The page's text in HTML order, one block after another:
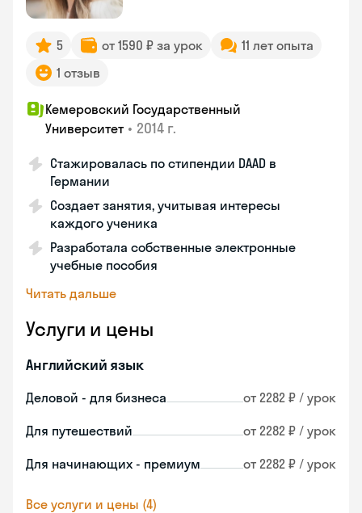
5 от 1590 ₽ за урок
11 лет опыта
1 отзыв
Кемеровский Государственный
Университет • 2014 г.
Стажировалась по стипендии DAAD в
Германии
Создает занятия, учитывая интересы
каждого ученика
Разработала собственные электронные
учебные пособия
Читать дальше
Услуги и цены
Английский язык
Деловой - для бизнеса от 2282 ₽ / урок
Для путешествий от 2282 ₽ / урок
Для начинающих - премиум от 2282 ₽ / урок
Все услуги и цены (4)